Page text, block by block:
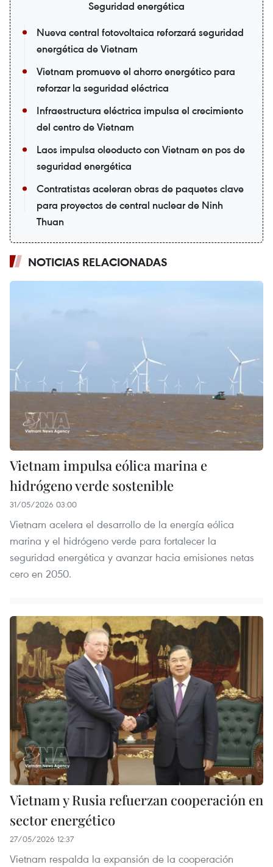
Seguridad energética
Nueva central fotovoltaica reforzará seguridad
energética de Vietnam
Vietnam promueve el ahorro energético para
reforzar la seguridad eléctrica
Infraestructura eléctrica impulsa el crecimiento
del centro de Vietnam
Laos impulsa oleoducto con Vietnam en pos de
seguridad energética
Contratistas aceleran obras de paquetes clave
para proyectos de central nuclear de Ninh
Thuan
NOTICIAS RELACIONADAS
Vietnam impulsa eólica marina e
hidrógeno verde sostenible
31/05/2026 03:00
Vietnam acelera el desarrollo de la energía eólica
marina y el hidrógeno verde para fortalecer la
seguridad energética y avanzar hacia emisiones netas
cero en 2050.
Vietnam y Rusia refuerzan cooperación en
sector energético
27/05/2026 12:37
Vietnam respalda la expansión de la cooperación